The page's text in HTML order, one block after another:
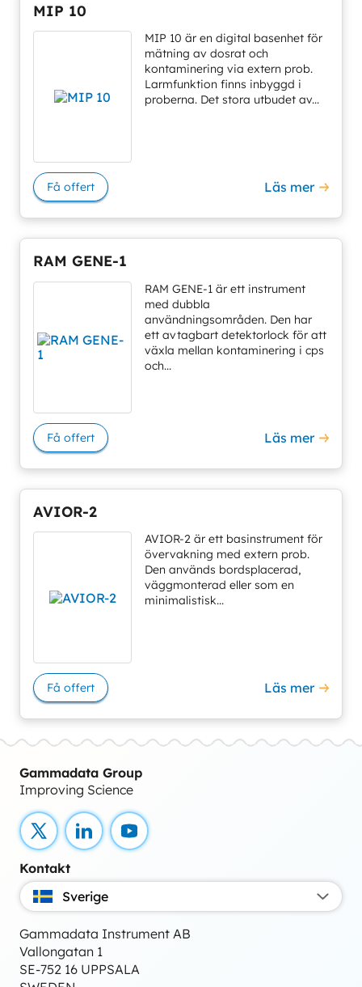
MIP 10
MIP 10 är en digital basenhet för
mätning av dosrat och
kontaminering via extern prob.
Larmfunktion finns inbyggd i
proberna. Det stora utbudet av...
Få offert Läs mer
RAM GENE-1
RAM GENE-1 är ett instrument
med dubbla
användningsområden. Den har
ett avtagbart detektorlock för att
växla mellan kontaminering i cps
och...
Få offert Läs mer
AVIOR-2
AVIOR-2 är ett basinstrument för
övervakning med extern prob.
Den används bordsplacerad,
väggmonterad eller som en
minimalistisk...
Få offert Läs mer
Gammadata Group
Improving Science
X LinkedInYouTube
Kontakt
Sverige
Gammadata Instrument AB
Vallongatan 1
SE-752 16 UPPSALA